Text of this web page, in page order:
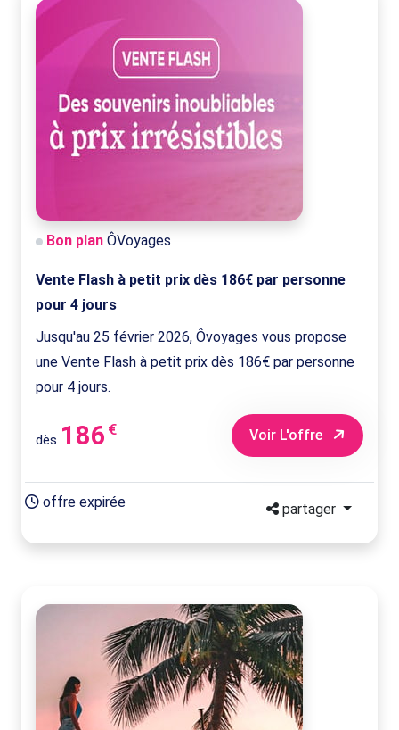
Bon plan ÔVoyages
Vente Flash à petit prix dès 186€ par personne
pour 4 jours
Jusqu'au 25 février 2026, Ôvoyages vous propose
une Vente Flash à petit prix dès 186€ par personne
pour 4 jours.
dès 186 € Voir L'offre
offre expirée partager